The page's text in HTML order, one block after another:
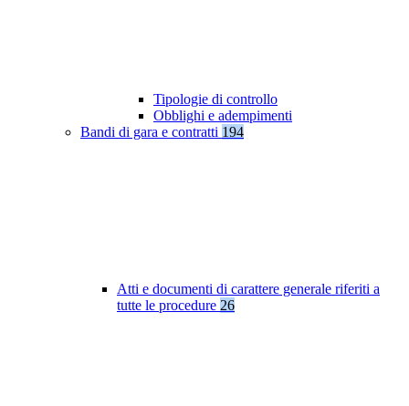
Tipologie di controllo
Obblighi e adempimenti
Bandi di gara e contratti 194
Atti e documenti di carattere generale riferiti a
tutte le procedure 26